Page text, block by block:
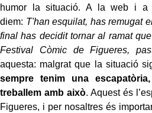
humor la situació. A la web i a
diem: T'han esquilat, has remugat
final has decidit tornar al ramat
Festival Còmic de Figueres,
aquesta: malgrat que la situació
sempre tenim una
treballem amb això. Aquest és
Figueres, i per nosaltres és